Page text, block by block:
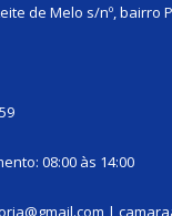
de Melo s/nº, bairro
08:00 às 14:00
|